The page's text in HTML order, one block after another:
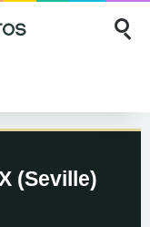
(Seville)